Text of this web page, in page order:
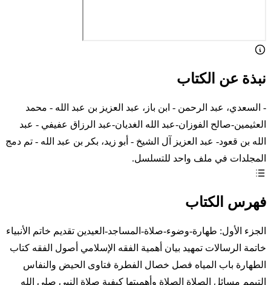
نبذة عن الكتاب
- السعدي، عبد الرحمن - ابن باز، عبد العزيز بن عبد الله - محمد
العثيمين-صالح الفوزان-عبد الله الغديان-عبد الرزاق عفيفي - عبد
الله بن قعود- عبد العزيز آل الشيخ - أبو زيد، بكر بن عبد الله - تم دمج
المجلدات في ملف واحد للتسلسل.
فهرس الكتاب
الجزء الأول: طهارة-وضوء-صلاة-المساجد-العيدين تقديم خاتم الأنبياء
خاتمة الرسالات تمهيد بيان أهمية الفقه الإسلامي أصول الفقه كتاب
الطهارة باب المياه فصل خصال الفطرة فتاوى الحيض والنفاس
التيمم مسائل الصلاة الصلاة وأهميتها كيفية صلاة النبي صلى الله